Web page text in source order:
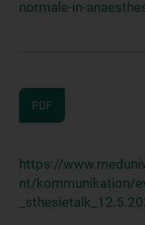
normale-in-
PDF
https://
nt/kommunikation/